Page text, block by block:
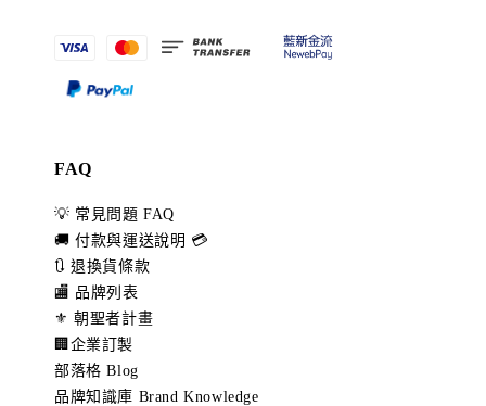
FAQ
💡 常見問題 FAQ
🚚 付款與運送說明 💳
🔃 退換貨條款
🏬 品牌列表
⚜️ 朝聖者計畫
🏢企業訂製
部落格 Blog
品牌知識庫 Brand Knowledge